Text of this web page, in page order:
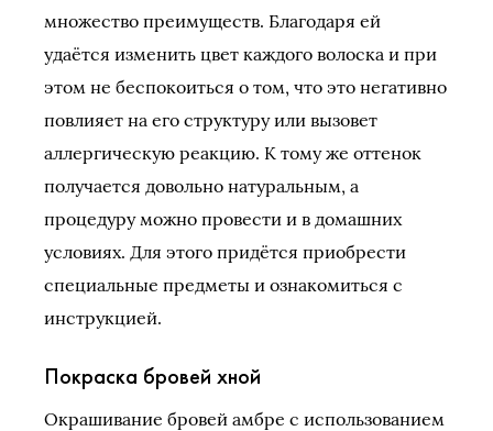
множество преимуществ. Благодаря ей
удаётся изменить цвет каждого волоска и при
этом не беспокоиться о том, что это негативно
повлияет на его структуру или вызовет
аллергическую реакцию. К тому же оттенок
получается довольно натуральным, а
процедуру можно провести и в домашних
условиях. Для этого придётся приобрести
специальные предметы и ознакомиться с
инструкцией.
Покраска бровей хной
Окрашивание бровей амбре с использованием